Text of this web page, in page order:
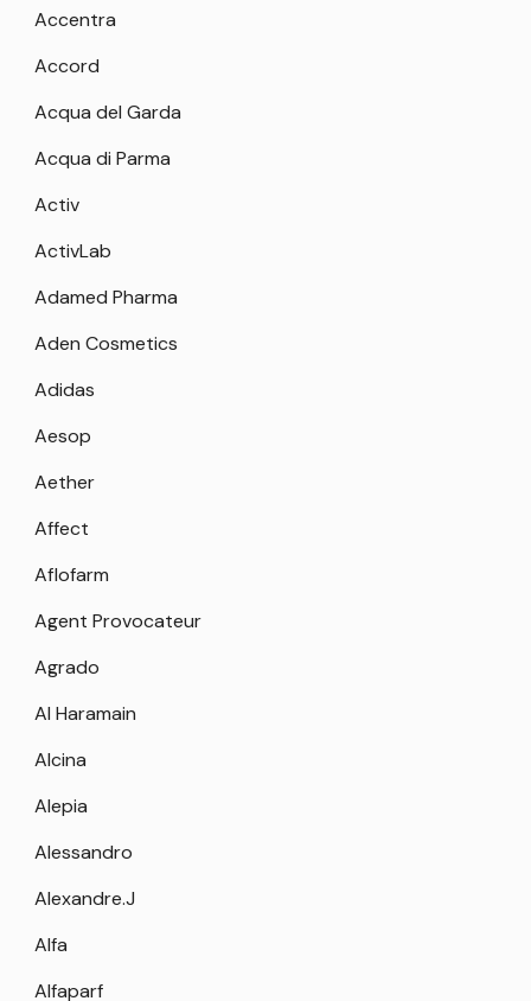
Accentra
Accord
Acqua del Garda
Acqua di Parma
Activ
ActivLab
Adamed Pharma
Aden Cosmetics
Adidas
Aesop
Aether
Affect
Aflofarm
Agent Provocateur
Agrado
Al Haramain
Alcina
Alepia
Alessandro
Alexandre.J
Alfa
Alfaparf